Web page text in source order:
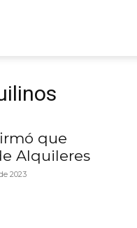
que
Alquileres
2023